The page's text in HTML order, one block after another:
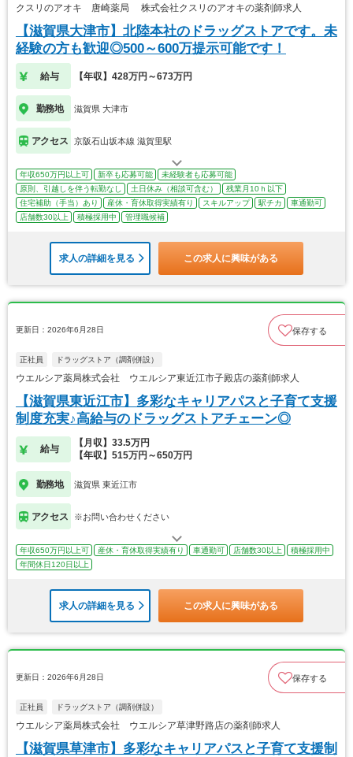
クスリのアオキ 唐崎薬局 株式会社クスリのアオキの薬剤師求人
【滋賀県大津市】北陸本社のドラッグストアです。未
経験の方も歓迎◎500～600万提示可能です！
給与 【年収】428万円～673万円
勤務地 滋賀県 大津市
アクセス 京阪石山坂本線 滋賀里駅
年収650万円以上可 新卒も応募可能
未経験者も応募可能
原則、引越しを伴う転勤なし
土日休み（相談可含む）
残業月10ｈ以下
住宅補助（手当）あり
産休・育休取得実績有り スキルアップ 駅チカ
車通勤可
店舗数30以上
積極採用中 管理職候補
求人の詳細を見る この求人に興味がある
更新日：2026年6月28日 保存する
正社員 ドラッグストア（調剤併設）
ウエルシア薬局株式会社 ウエルシア東近江市子殿店の薬剤師求人
【滋賀県東近江市】多彩なキャリアパスと子育て支援
制度充実♪高給与のドラッグストアチェーン◎
給与
【月収】33.5万円
【年収】515万円～650万円
勤務地 滋賀県 東近江市
アクセス ※お問い合わせください
年収650万円以上可 産休・育休取得実績有り 車通勤可 店舗数30以上
積極採用中
年間休日120日以上
求人の詳細を見る この求人に興味がある
更新日：2026年6月28日 保存する
正社員 ドラッグストア（調剤併設）
ウエルシア薬局株式会社 ウエルシア草津野路店の薬剤師求人
【滋賀県草津市】多彩なキャリアパスと子育て支援制